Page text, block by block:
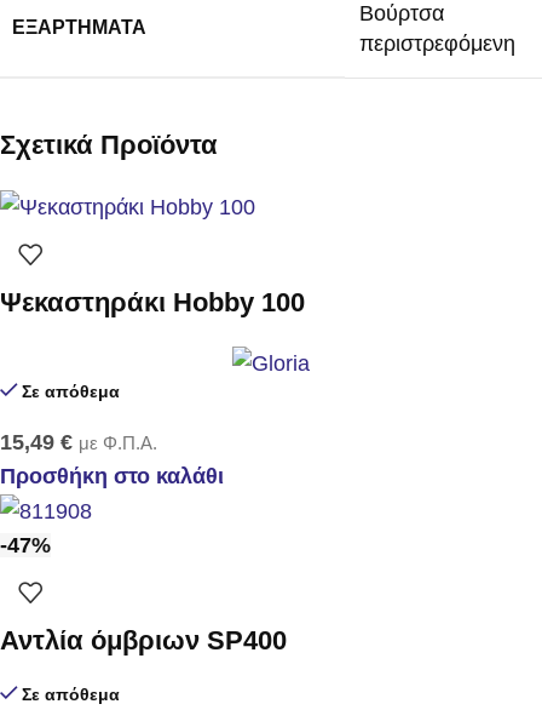
ΕΞΑΡΤΉΜΑΤΑ
Βούρτσα
περιστρεφόμενη
Σχετικά Προϊόντα
Ψεκαστηράκι Hobby 100
Σε απόθεμα
15,49 € με Φ.Π.Α.
Προσθήκη στο καλάθι
-47%
Αντλία όμβριων SP400
Σε απόθεμα